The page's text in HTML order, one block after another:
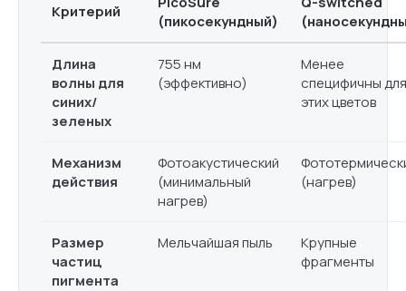
Критерий
(пикосекундный)
Длина
волны для
синих/
зеленых
755 нм
(эффективно)
Менее
специфичны для
этих цветов
Механизм
действия
Фотоакустический
(минимальный
нагрев)
(нагрев)
Размер
частиц
пигмента
Мельчайшая пыль
Крупные
фрагменты